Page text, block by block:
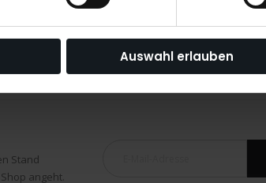
Auswahl erlauben
Stand
angeht.